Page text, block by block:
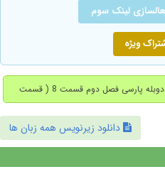
لینک سوم
ویژه
آخرین بروزرسانی در ۸ بهمن ۱۴۰۴ ، نسخه دوبله پارسی فصل دوم قسمت 8 ( قسمت
دانلود زیرنویس همه زبان ها